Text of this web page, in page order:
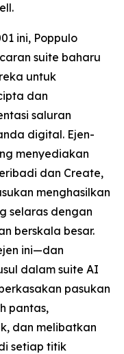
ini, Poppulo
suite baharu
untuk
dan
saluran
digital. Ejen-
menyediakan
dan Create,
menghasilkan
selaras dengan
berskala besar.
ini—dan
dalam suite AI
pasukan
pantas,
dan melibatkan
setiap titik